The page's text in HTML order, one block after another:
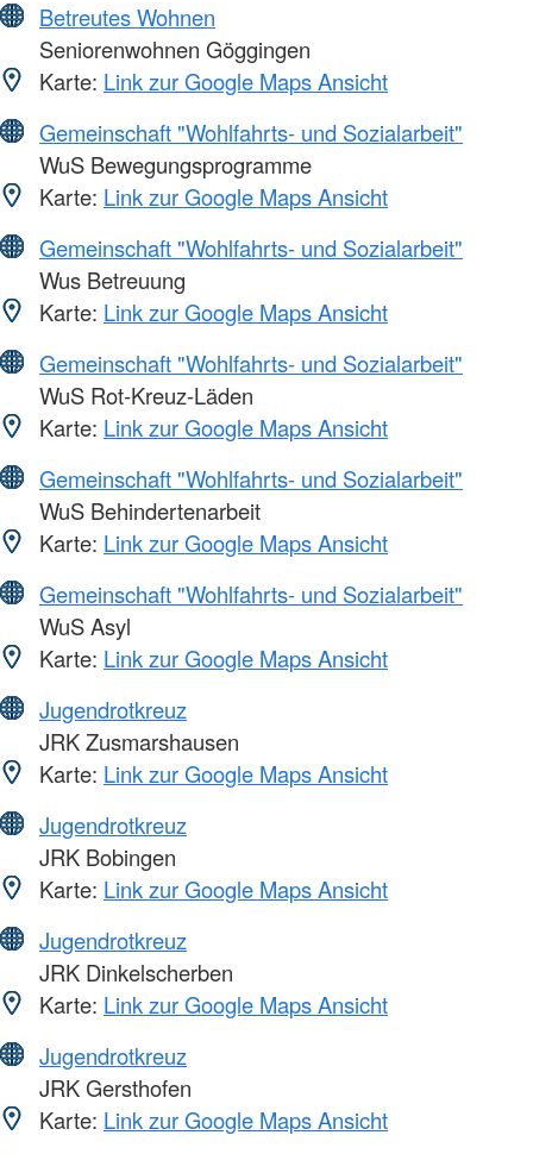
Betreutes Wohnen
Seniorenwohnen Göggingen
Karte: Link zur Google Maps Ansicht
Gemeinschaft "Wohlfahrts- und Sozialarbeit"
WuS Bewegungsprogramme
Karte: Link zur Google Maps Ansicht
Gemeinschaft "Wohlfahrts- und Sozialarbeit"
Wus Betreuung
Karte: Link zur Google Maps Ansicht
Gemeinschaft "Wohlfahrts- und Sozialarbeit"
WuS Rot-Kreuz-Läden
Karte: Link zur Google Maps Ansicht
Gemeinschaft "Wohlfahrts- und Sozialarbeit"
WuS Behindertenarbeit
Karte: Link zur Google Maps Ansicht
Gemeinschaft "Wohlfahrts- und Sozialarbeit"
WuS Asyl
Karte: Link zur Google Maps Ansicht
Jugendrotkreuz
JRK Zusmarshausen
Karte: Link zur Google Maps Ansicht
Jugendrotkreuz
JRK Bobingen
Karte: Link zur Google Maps Ansicht
Jugendrotkreuz
JRK Dinkelscherben
Karte: Link zur Google Maps Ansicht
Jugendrotkreuz
JRK Gersthofen
Karte: Link zur Google Maps Ansicht